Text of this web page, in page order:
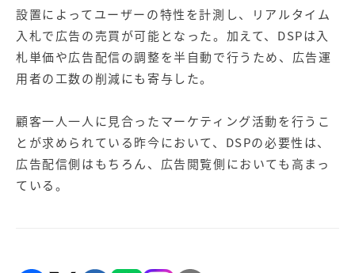
広告プロモーションの製品
【クリニック向け】新規集患
Web広告サービス
Web広告パッケージ
【塾・個別塾業界向け】新規
集客Web広告パッケージ
サイトアクセス増加パッケー
ジ
商圏ねらいうちパッケージ 求人パッケージ
設置によってユーザーの特性を計測し、リアルタイム
入札で広告の売買が可能となった。加えて、DSPは入
札単価や広告配信の調整を半自動で行うため、広告運
用者の工数の削減にも寄与した。
顧客一人一人に見合ったマーケティング活動を行うこ
とが求められている昨今において、DSPの必要性は、
広告配信側はもちろん、広告閲覧側においても高まっ
ている。